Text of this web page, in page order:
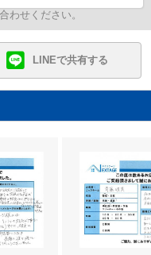
わせください。
LINEで共有する